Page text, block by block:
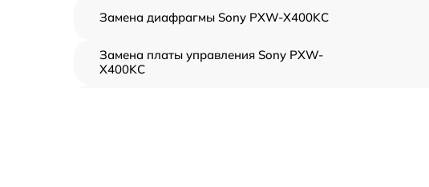
Замена диафрагмы Sony PXW-X400KC
Замена платы управления Sony PXW-
X400KC